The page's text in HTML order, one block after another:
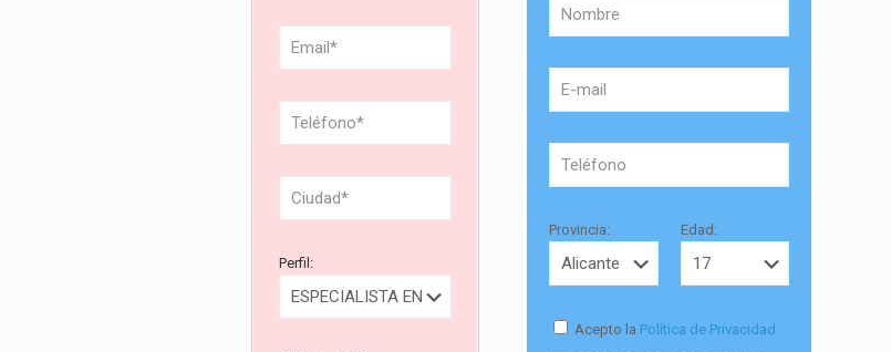
Perfil:
Provincia: Edad:
Acepto la Política de Privacidad